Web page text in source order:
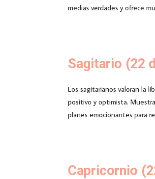
medias verdades y ofrece
Sagitario (22
Los sagitarianos valoran la
positivo y optimista.
planes emocionantes para
Capricornio